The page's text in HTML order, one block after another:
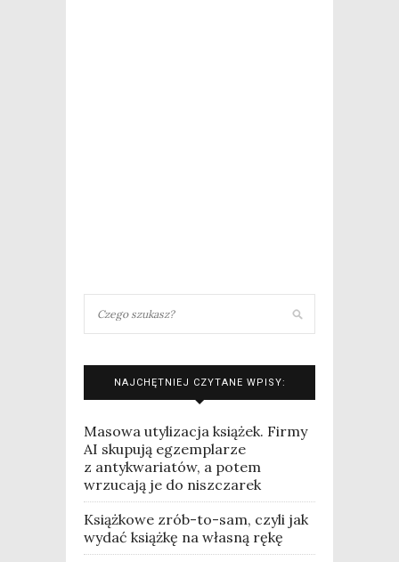
NAJCHĘTNIEJ CZYTANE WPISY:
Masowa utylizacja książek. Firmy
AI skupują egzemplarze
z antykwariatów, a potem
wrzucają je do niszczarek
Książkowe zrób-to-sam, czyli jak
wydać książkę na własną rękę